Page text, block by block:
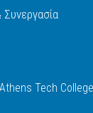
Συνεργασία
Athens Tech College